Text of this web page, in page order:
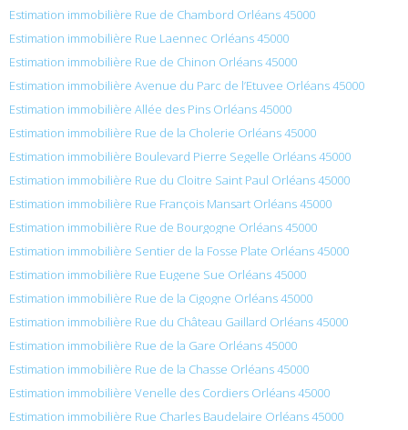
Estimation immobilière Rue de Chambord Orléans 45000
Estimation immobilière Rue Laennec Orléans 45000
Estimation immobilière Rue de Chinon Orléans 45000
Estimation immobilière Avenue du Parc de l’Etuvee Orléans 45000
Estimation immobilière Allée des Pins Orléans 45000
Estimation immobilière Rue de la Cholerie Orléans 45000
Estimation immobilière Boulevard Pierre Segelle Orléans 45000
Estimation immobilière Rue du Cloitre Saint Paul Orléans 45000
Estimation immobilière Rue François Mansart Orléans 45000
Estimation immobilière Rue de Bourgogne Orléans 45000
Estimation immobilière Sentier de la Fosse Plate Orléans 45000
Estimation immobilière Rue Eugene Sue Orléans 45000
Estimation immobilière Rue de la Cigogne Orléans 45000
Estimation immobilière Rue du Château Gaillard Orléans 45000
Estimation immobilière Rue de la Gare Orléans 45000
Estimation immobilière Rue de la Chasse Orléans 45000
Estimation immobilière Venelle des Cordiers Orléans 45000
Estimation immobilière Rue Charles Baudelaire Orléans 45000